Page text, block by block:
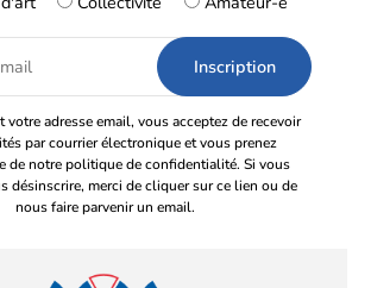
votre adresse email, vous acceptez de recevoir
par courrier électronique et vous prenez
de notre politique de confidentialité. Si vous
désinscrire, merci de cliquer sur ce lien ou de
nous faire parvenir un email.